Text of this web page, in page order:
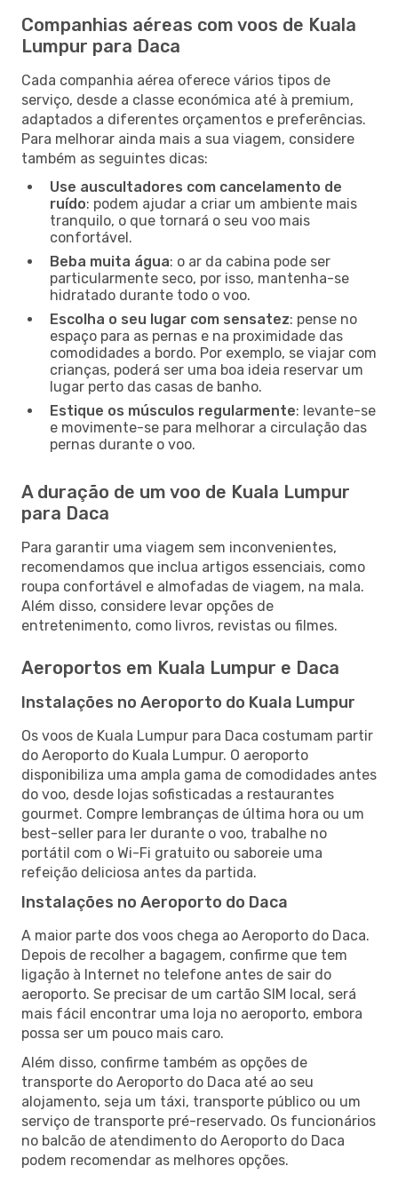
Companhias aéreas com voos de Kuala
Lumpur para Daca
Cada companhia aérea oferece vários tipos de
serviço, desde a classe económica até à premium,
adaptados a diferentes orçamentos e preferências.
Para melhorar ainda mais a sua viagem, considere
também as seguintes dicas:
Use auscultadores com cancelamento de
ruído: podem ajudar a criar um ambiente mais
tranquilo, o que tornará o seu voo mais
confortável.
Beba muita água: o ar da cabina pode ser
particularmente seco, por isso, mantenha-se
hidratado durante todo o voo.
Escolha o seu lugar com sensatez: pense no
espaço para as pernas e na proximidade das
comodidades a bordo. Por exemplo, se viajar com
crianças, poderá ser uma boa ideia reservar um
lugar perto das casas de banho.
Estique os músculos regularmente: levante-se
e movimente-se para melhorar a circulação das
pernas durante o voo.
A duração de um voo de Kuala Lumpur
para Daca
Para garantir uma viagem sem inconvenientes,
recomendamos que inclua artigos essenciais, como
roupa confortável e almofadas de viagem, na mala.
Além disso, considere levar opções de
entretenimento, como livros, revistas ou filmes.
Aeroportos em Kuala Lumpur e Daca
Instalações no Aeroporto do Kuala Lumpur
Os voos de Kuala Lumpur para Daca costumam partir
do Aeroporto do Kuala Lumpur. O aeroporto
disponibiliza uma ampla gama de comodidades antes
do voo, desde lojas sofisticadas a restaurantes
gourmet. Compre lembranças de última hora ou um
best-seller para ler durante o voo, trabalhe no
portátil com o Wi-Fi gratuito ou saboreie uma
refeição deliciosa antes da partida.
Instalações no Aeroporto do Daca
A maior parte dos voos chega ao Aeroporto do Daca.
Depois de recolher a bagagem, confirme que tem
ligação à Internet no telefone antes de sair do
aeroporto. Se precisar de um cartão SIM local, será
mais fácil encontrar uma loja no aeroporto, embora
possa ser um pouco mais caro.
Além disso, confirme também as opções de
transporte do Aeroporto do Daca até ao seu
alojamento, seja um táxi, transporte público ou um
serviço de transporte pré-reservado. Os funcionários
no balcão de atendimento do Aeroporto do Daca
podem recomendar as melhores opções.